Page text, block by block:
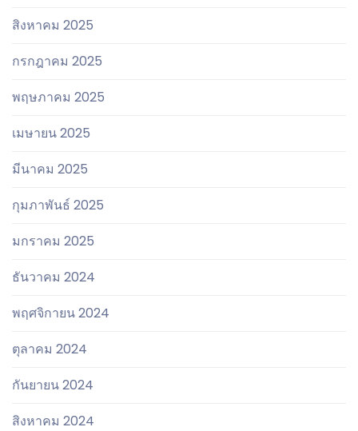
สิงหาคม 2025
กรกฎาคม 2025
พฤษภาคม 2025
เมษายน 2025
มีนาคม 2025
กุมภาพันธ์ 2025
มกราคม 2025
ธันวาคม 2024
พฤศจิกายน 2024
ตุลาคม 2024
กันยายน 2024
สิงหาคม 2024